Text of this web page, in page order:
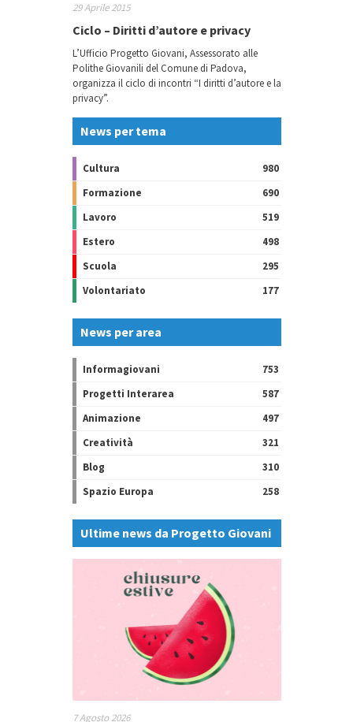
29 Aprile 2015
Ciclo – Diritti d’autore e privacy
L’Ufficio Progetto Giovani, Assessorato alle
Polithe Giovanili del Comune di Padova,
organizza il ciclo di incontri “I diritti d’autore e la
privacy”.
News per tema
Cultura
980
Formazione
690
Lavoro
519
Estero
498
Scuola
295
Volontariato
177
News per area
Informagiovani
753
Progetti Interarea
587
Animazione
497
Creatività
321
Blog
310
Spazio Europa
258
Ultime news da Progetto Giovani
7 Agosto 2026